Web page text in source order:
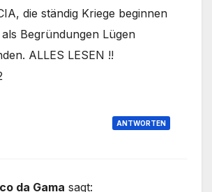
die ständig Kriege beginnen
Begründungen Lügen
ALLES LESEN !!
ANTWORTEN
da Gama sagt: